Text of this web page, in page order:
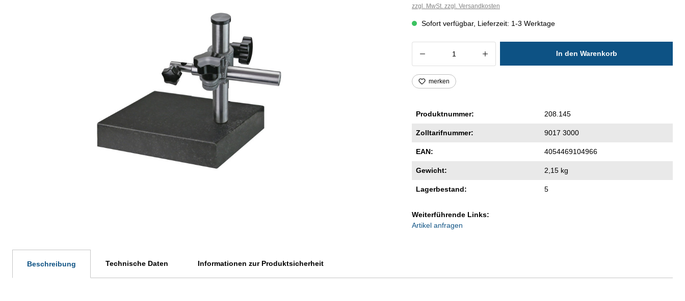
zzgl. MwSt. zzgl. Versandkosten
Sofort verfügbar, Lieferzeit: 1-3 Werktage
Produkt Anzahl: Gib den gewünschten Wert
In den Warenkorb
merken
Produktnummer: 208.145
Zolltarifnummer: 9017 3000
EAN: 4054469104966
Gewicht: 2,15 kg
Lagerbestand: 5
Weiterführende Links:
Artikel anfragen
Beschreibung Technische Daten Informationen zur Produktsicherheit